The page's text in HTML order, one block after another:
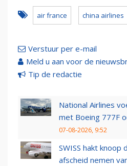
air france china airlines
Verstuur per e-mail
Meld u aan voor de
Tip de redactie
National Airlines
met Boeing 777F
07-08-2026, 9:52
SWISS hakt knoop
afscheid nemen